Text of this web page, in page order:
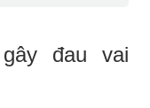
đau vai